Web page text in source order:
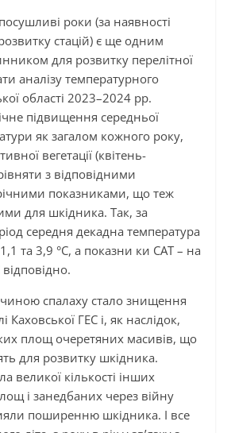
роки (за наявності
стацій) є ще одним
для розвитку перелітної
аналізу температурного
області 2023–2024 рр.
підвищення середньої
як загалом кожного року,
вегетації (квітень-
з відповідними
показниками, що теж
для шкідника. Так, за
середня декадна температура
та 3,9 °С, а показни ки САТ – на
спалаху стало знищення
Каховської ГЕС і, як наслідок,
площ очеретяних масивів, що
для розвитку шкідника.
великої кількості інших
і занедбаних через війну
поширенню шкідника. І все